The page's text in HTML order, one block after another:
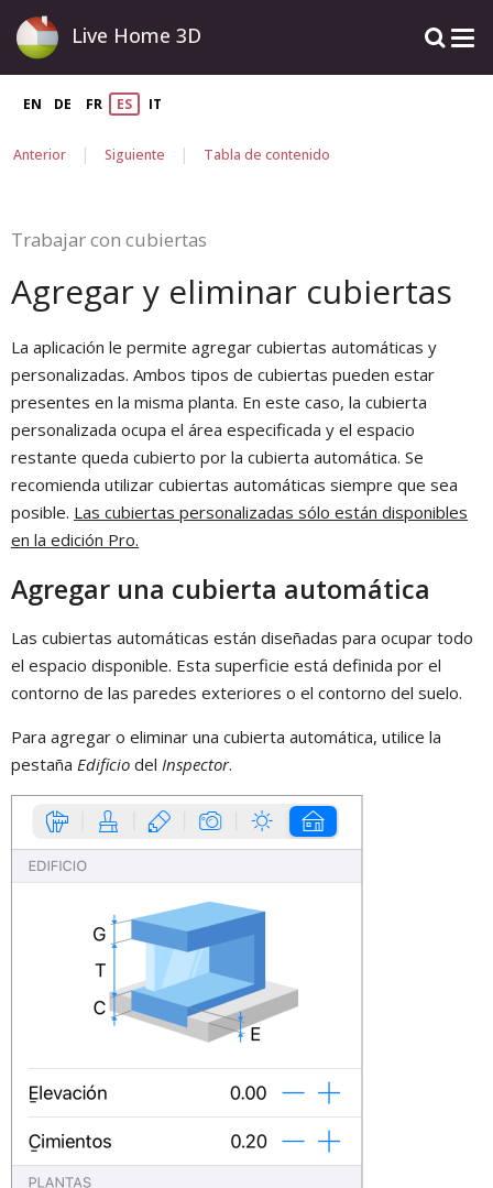
Live Home 3D
EN DE FR ES IT
Anterior | Siguiente | Tabla de contenido
Trabajar con cubiertas
Agregar y eliminar cubiertas
La aplicación le permite agregar cubiertas automáticas y
personalizadas. Ambos tipos de cubiertas pueden estar
presentes en la misma planta. En este caso, la cubierta
personalizada ocupa el área especificada y el espacio
restante queda cubierto por la cubierta automática. Se
recomienda utilizar cubiertas automáticas siempre que sea
posible. Las cubiertas personalizadas sólo están disponibles
en la edición Pro.
Agregar una cubierta automática
Las cubiertas automáticas están diseñadas para ocupar todo
el espacio disponible. Esta superficie está definida por el
contorno de las paredes exteriores o el contorno del suelo.
Para agregar o eliminar una cubierta automática, utilice la
pestaña Edificio del Inspector.